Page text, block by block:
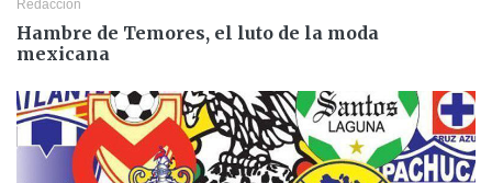
Redacción
Hambre de Temores, el luto de la moda
mexicana